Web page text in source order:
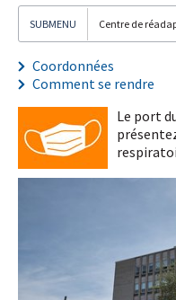
Centre de
Coordonnées
Comment se rendre
Le port